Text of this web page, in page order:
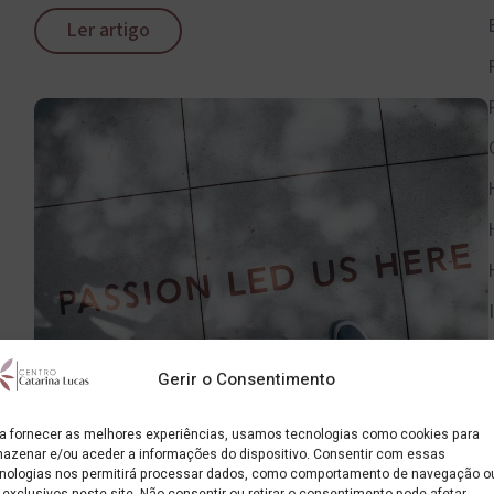
Gerir o Consentimento
fornecer as melhores experiências, usamos tecnologias como cookies para
e/ou aceder a informações do dispositivo. Consentir com essas
nos permitirá processar dados, como comportamento de navegação
Ler artigo
A doença de amor – ou quando o “amar” é
obsessão